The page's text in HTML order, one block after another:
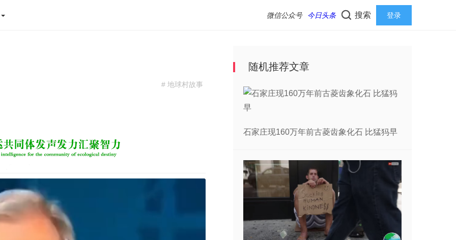
微信公众号 今日头条 搜索 登录
# 地球村故事
随机推荐文章
石家庄现160万年前古菱齿象化石 比猛犸早